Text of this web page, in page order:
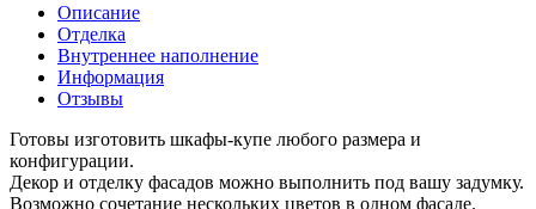
Описание
Отделка
Внутреннее наполнение
Информация
Отзывы
Готовы изготовить шкафы-купе любого размера и
конфигурации.
Декор и отделку фасадов можно выполнить под вашу задумку.
Возможно сочетание нескольких цветов в одном фасаде.